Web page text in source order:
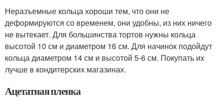
Неразъемные кольца хороши тем, что они не
деформируются со временем, они удобны, из них ничего
не вытекает. Для большинства тортов нужны кольца
высотой 10 см и диаметром 16 см. Для начинок подойдут
кольца диаметром 14 см и высотой 5-6 см. Покупать их
лучше в кондитерских магазинах.
Ацетатная пленка